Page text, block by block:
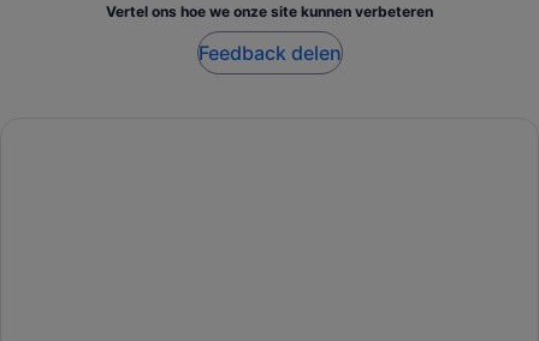
Vertel ons hoe we onze site kunnen verbeteren
Feedback delen